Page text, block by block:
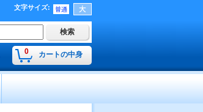
文字サイズ:
0 カートの中身